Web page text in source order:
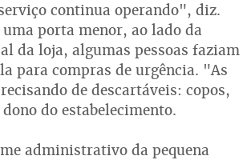
continua operando", diz.
porta menor, ao lado da
da loja, algumas pessoas faziam
para compras de urgência. "As
de descartáveis: copos,
do estabelecimento.
administrativo da pequena